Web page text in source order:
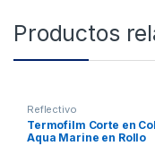
Productos
Reflectivo
Termofilm Corte en
Aqua Marine en Rollo